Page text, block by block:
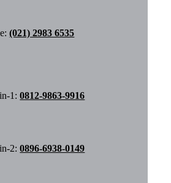
(021) 2983 6535
1:0812-9863-9916
2:0896-6938-0149